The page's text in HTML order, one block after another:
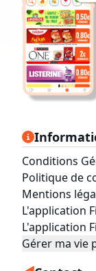
Conditions
Politique de
Mentions
L'application
L'application
Gérer ma vie